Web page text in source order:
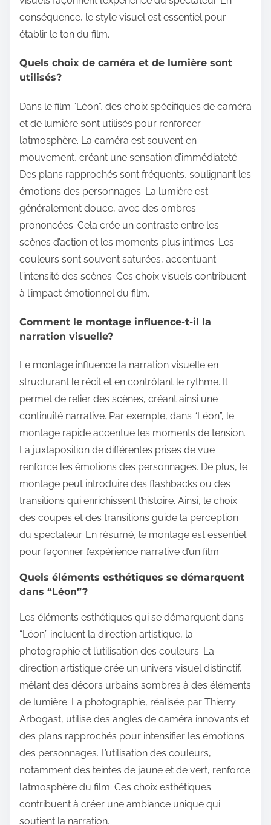
conséquence, le style visuel est essentiel pour
établir le ton du film.
Quels choix de caméra et de lumière sont
utilisés?
Dans le film “Léon”, des choix spécifiques de caméra
et de lumière sont utilisés pour renforcer
l’atmosphère. La caméra est souvent en
mouvement, créant une sensation d’immédiateté.
Des plans rapprochés sont fréquents, soulignant les
émotions des personnages. La lumière est
généralement douce, avec des ombres
prononcées. Cela crée un contraste entre les
scènes d’action et les moments plus intimes. Les
couleurs sont souvent saturées, accentuant
l’intensité des scènes. Ces choix visuels contribuent
à l’impact émotionnel du film.
Comment le montage influence-t-il la
narration visuelle?
Le montage influence la narration visuelle en
structurant le récit et en contrôlant le rythme. Il
permet de relier des scènes, créant ainsi une
continuité narrative. Par exemple, dans “Léon”, le
montage rapide accentue les moments de tension.
La juxtaposition de différentes prises de vue
renforce les émotions des personnages. De plus, le
montage peut introduire des flashbacks ou des
transitions qui enrichissent l’histoire. Ainsi, le choix
des coupes et des transitions guide la perception
du spectateur. En résumé, le montage est essentiel
pour façonner l’expérience narrative d’un film.
Quels éléments esthétiques se démarquent
dans “Léon”?
Les éléments esthétiques qui se démarquent dans
“Léon” incluent la direction artistique, la
photographie et l’utilisation des couleurs. La
direction artistique crée un univers visuel distinctif,
mêlant des décors urbains sombres à des éléments
de lumière. La photographie, réalisée par Thierry
Arbogast, utilise des angles de caméra innovants et
des plans rapprochés pour intensifier les émotions
des personnages. L’utilisation des couleurs,
notamment des teintes de jaune et de vert, renforce
l’atmosphère du film. Ces choix esthétiques
contribuent à créer une ambiance unique qui
soutient la narration.